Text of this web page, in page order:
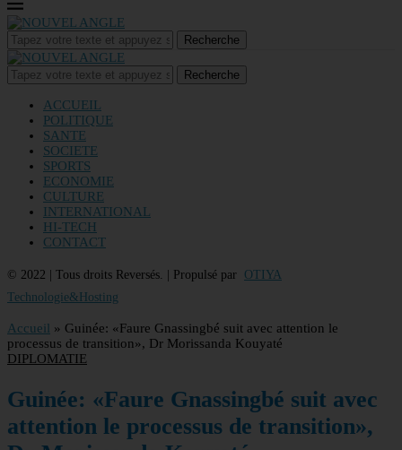
Recherche
Recherche
ACCUEIL
POLITIQUE
SANTE
SOCIETE
SPORTS
ECONOMIE
CULTURE
INTERNATIONAL
HI-TECH
CONTACT
© 2022 | Tous droits Reversés. | Propulsé par OTIYA
Technologie&Hosting
Accueil » Guinée: «Faure Gnassingbé suit avec attention le
processus de transition», Dr Morissanda Kouyaté
DIPLOMATIE
Guinée: «Faure Gnassingbé suit avec
attention le processus de transition»,